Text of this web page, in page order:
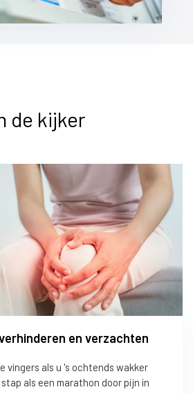
de kijker
en verzachten
vingers als u 's ochtends wakker
als een marathon door pijn in